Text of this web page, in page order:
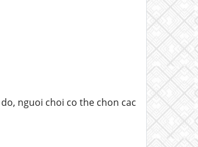
nguoi choi co the chon cac